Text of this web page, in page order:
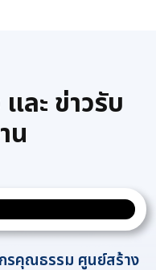
ละ ข่าวรับ
น
รคุณธรรม ศูนย์สร้าง